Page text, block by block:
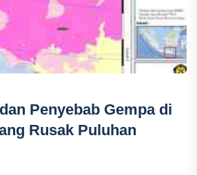
Penyebab Gempa di
Rusak Puluhan